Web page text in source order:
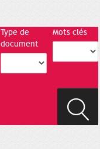
Type de
document
Mots clés